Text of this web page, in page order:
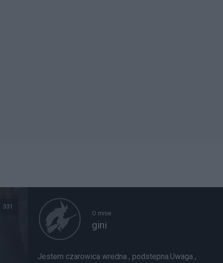
331
O mnie
gini
Jestem czarowica wredna , podstepna.Uwaga ,